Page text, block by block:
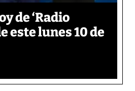
de ‘Radio
este lunes 10 de